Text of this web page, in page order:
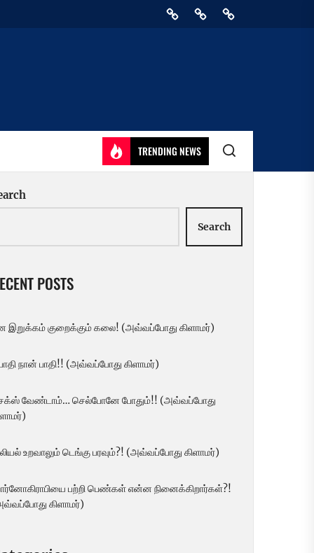
HomePrivacyAthirady
TRENDING NEWS
Search
POSTS
இறுக்கம் குறைக்கும் கலை! (அவ்வப்போது கிளாமர்)
நான் பாதி!! (அவ்வப்போது கிளாமர்)
வேண்டாம்… செல்போனே போதும்!! (அவ்வப்போது
உறவாலும் டெங்கு பரவும்?! (அவ்வப்போது கிளாமர்)
பற்றி பெண்கள் என்ன நினைக்கிறார்கள்?!
கிளாமர்)